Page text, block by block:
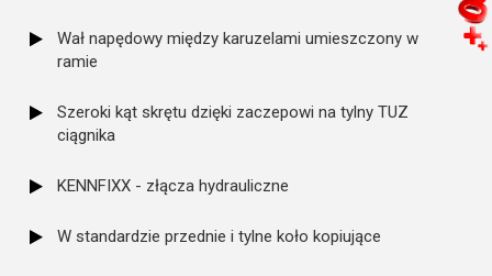
Wał napędowy między karuzelami umieszczony w
ramie
Szeroki kąt skrętu dzięki zaczepowi na tylny TUZ
ciągnika
KENNFIXX - złącza hydrauliczne
W standardzie przednie i tylne koło kopiujące